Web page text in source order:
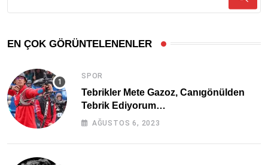
EN ÇOK GÖRÜNTELENENLER
SPOR
Tebrikler Mete Gazoz, Canıgönülden
Tebrik Ediyorum…
AĞUSTOS 6, 2023